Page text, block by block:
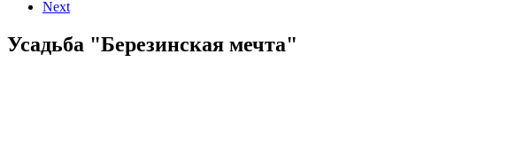
Next
Усадьба "Березинская мечта"